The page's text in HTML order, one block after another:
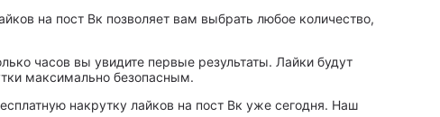
на пост Вк позволяет вам выбрать любое количество,
часов вы увидите первые результаты. Лайки будут
максимально безопасным.
накрутку лайков на пост Вк уже сегодня. Наш